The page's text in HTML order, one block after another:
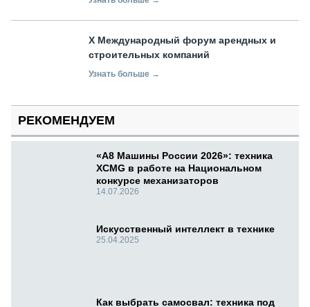
X Международный форум арендных и
строительных компаний
Узнать больше →
РЕКОМЕНДУЕМ
«А8 Машины России 2026»: техника
XCMG в работе на Национальном
конкурсе механизаторов
14.07.2026
Искусственный интеллект в технике
25.04.2025
Как выбрать самосвал: техника под